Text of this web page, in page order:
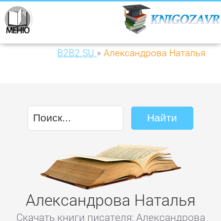
B2B2.SU » Александрова Наталья
Александрова Наталья
Скачать книги писателя: Александрова